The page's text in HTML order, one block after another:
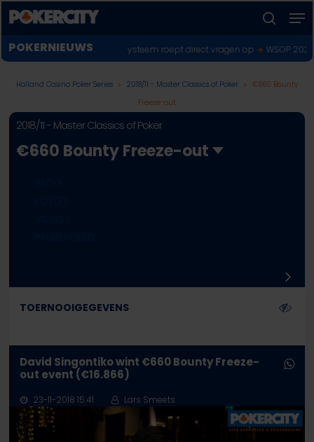
Skip
to
main
content
POKERNIEUWS
2026; nieuwe stemsysteem roept direct vragen op ♣︎ WSOP 2026:
Holland Casino Poker Series 2018/11 - Master Classics of Poker
€660 Bounty
Freeze-out
2018/11 - Master Classics of Poker
€660 Bounty Freeze-out
TOERNOOIGEGEVENS
David Singontiko wint €660 Bounty Freeze-
out event (€16.866)
23-11-2018 15:41 Lars Smeets
Menu
sluiten